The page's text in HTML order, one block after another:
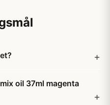
oil 37ml magenta